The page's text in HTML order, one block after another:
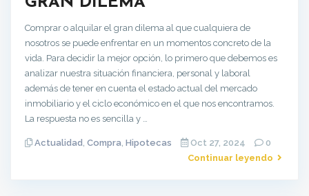
Comprar o alquilar el gran dilema al que cualquiera de
nosotros se puede enfrentar en un momentos concreto de la
vida. Para decidir la mejor opción, lo primero que debemos es
analizar nuestra situación financiera, personal y laboral
además de tener en cuenta el estado actual del mercado
inmobiliario y el ciclo económico en el que nos encontramos.
La respuesta no es sencilla y …
Actualidad, Compra, Hipotecas Oct 27, 2024
0
Continuar leyendo